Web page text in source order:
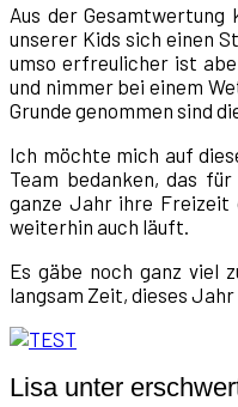
Aus der Gesamtwertung
unserer Kids sich einen
umso erfreulicher ist
und nimmer bei einem
Grunde genommen sind
Ich möchte mich auf
Team bedanken, das
ganze Jahr ihre Freizeit
weiterhin auch läuft.
Es gäbe noch ganz viel
langsam Zeit, dieses Jahr
Lisa unter